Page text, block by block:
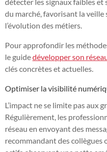
du marché, favorisant la
l’évolution des métiers.
Pour approfondir les
le guidedévelopper son
clés concrètes et actuelles.
Optimiser la visibilité
L’impact ne se limite pas aux
Régulièrement, les
réseau en envoyant des
recommandant des collègues